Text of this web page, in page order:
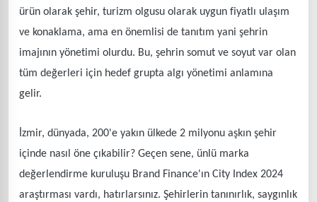
ürün olarak şehir, turizm olgusu olarak uygun fiyatlı ulaşım
ve konaklama, ama en önemlisi de tanıtım yani şehrin
imajının yönetimi olurdu. Bu, şehrin somut ve soyut var olan
tüm değerleri için hedef grupta algı yönetimi anlamına
gelir.
İzmir, dünyada, 200'e yakın ülkede 2 milyonu aşkın şehir
içinde nasıl öne çıkabilir? Geçen sene, ünlü marka
değerlendirme kuruluşu Brand Finance'ın City Index 2024
araştırması vardı, hatırlarsınız. Şehirlerin tanınırlık, saygınlık